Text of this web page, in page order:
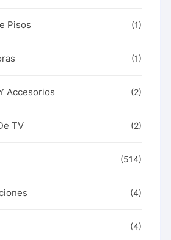
Pisos (1)
(1)
Accesorios (2)
TV (2)
(514)
(4)
(4)